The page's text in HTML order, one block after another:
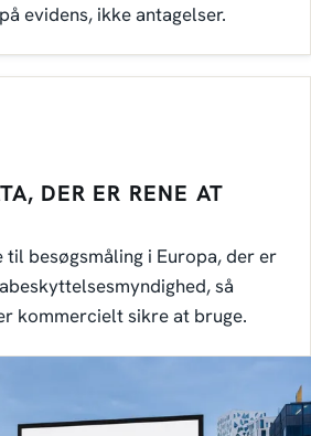
evidens, ikke antagelser.
DER ER RENE AT
til besøgsmåling i Europa, der er
så
kommercielt sikre at bruge.